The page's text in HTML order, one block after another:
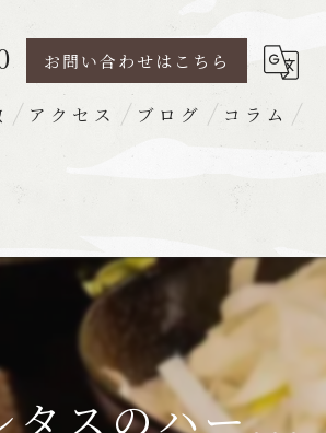
お問い合わせはこちら
アクセス ブログ コラム
タスのハー...